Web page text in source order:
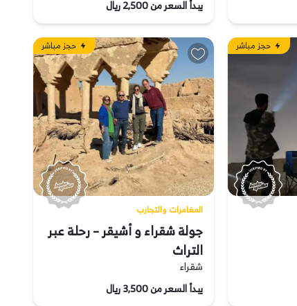
يبدأ السعر من 2,500 ريال
حجز مباشر حجز مباشر
المغامرات والتجارب
جولة شقراء و أشيقر – رحلة عبر
التراث
شقراء
يبدأ السعر من 3,500 ريال